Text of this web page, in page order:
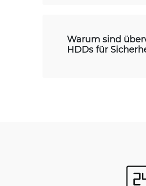
Warum sind
HDDs für